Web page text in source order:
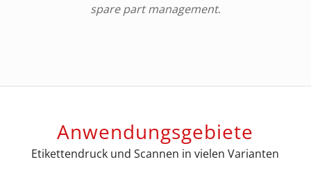
spare part management.
Anwendungsgebiete
Etikettendruck und Scannen in vielen Varianten